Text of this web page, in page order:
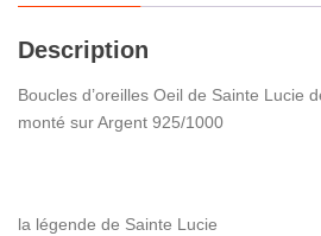
Description
Boucles d’oreilles Oeil de Sainte Lucie
monté sur Argent 925/1000
la légende de Sainte Lucie